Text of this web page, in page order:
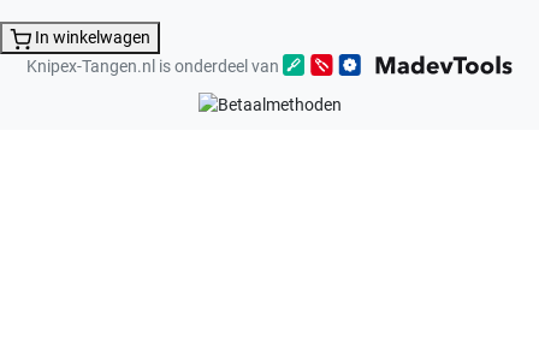
In winkelwagen
Knipex-Tangen.nl is onderdeel van